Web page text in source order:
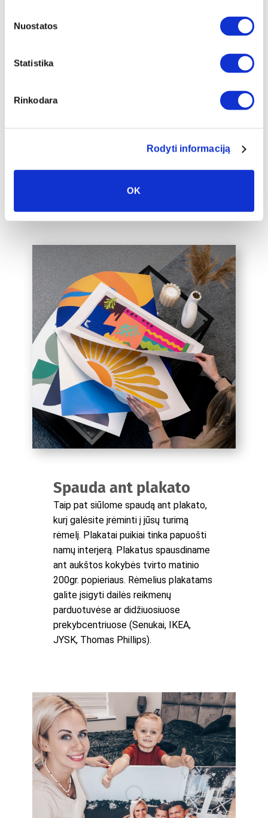
Nuostatos
Statistika
Rinkodara
Rodyti informaciją
OK
įrėminimas
papildomai įrėminti į baltą, juodą arba
pavers dar prabangesniu namų
mumis el. paštu labas@drobiunamai.lt
Spauda ant plakato
Taip pat siūlome spaudą ant plakato,
kurį galėsite įrėminti į jūsų turimą
rėmelį. Plakatai puikiai tinka papuošti
namų interjerą. Plakatus spausdiname
ant aukštos kokybės tvirto matinio
200gr. popieriaus. Rėmelius plakatams
galite įsigyti dailės reikmenų
parduotuvėse ar didžiuosiuose
prekybcentriuose (Senukai, IKEA,
JYSK, Thomas Phillips).